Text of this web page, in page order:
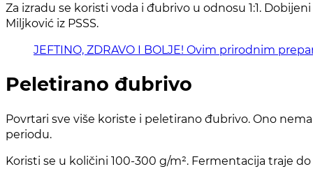
Za izradu se koristi voda i đubrivo u odnosu 1:1.
Miljković iz PSSS.
JEFTINO, ZDRAVO I BOLJE! Ovim prirodnim
Peletirano đubrivo
Povrtari sve više koriste i peletirano đubrivo. Ono
periodu.
Koristi se u količini 100-300 g/m². Fermentacija traje